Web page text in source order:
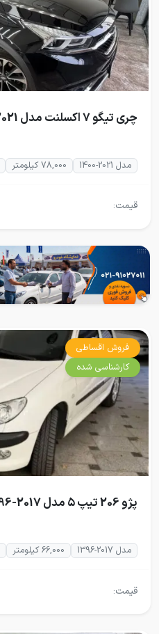
چری تیگو 7 اکسلنت مدل 2021-1400
مدل 2021-1400 78,000 کیلومتر
قیمت:
فروش اقساطی
کارشناسی شده
پژو 206 تیپ ۵ مدل 2017-1396
مدل 2017-1396 66,000 کیلومتر
قیمت: